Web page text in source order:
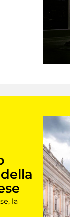
la